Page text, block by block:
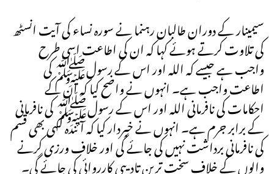
سیمینار کے دوران طالبان رہنما نے سورہ نساء کی آیت انسٹھ
کی تلاوت کرتے ہوئے کہا کہ ان کی اطاعت اسی طرح
واجب ہے جیسے کہ اللہ اور اس کے رسولﷺ کی
اطاعت واجب ہے۔ انہوں نے واضح کیا کہ ان کے
احکامات کی نافرمانی اللہ اور اس کے رسولﷺ کی نافرمانی
کے برابر جرم ہے۔ انہوں نے خبردار کیا کہ آئندہ کسی بھی قسم
کی نافرمانی برداشت نہیں کی جائے گی اور خلاف ورزی کرنے
والوں کے خلاف سخت ترین تادیبی کارروائی کی جائے گی۔